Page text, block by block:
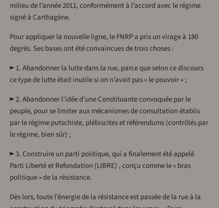
milieu de l’année 2011, conformément à l’accord avec le régime
signé à Carthagène.
Pour appliquer la nouvelle ligne, le FNRP a pris un virage à 180
degrés. Ses bases ont été convaincues de trois choses :
► 1. Abandonner la lutte dans la rue, parce que selon ce discours
ce type de lutte était inutile si on n’avait pas « le pouvoir » ;
► 2. Abandonner l’idée d’une Constituante convoquée par le
peuple, pour se limiter aux mécanismes de consultation établis
par le régime putschiste, plébiscites et référendums (contrôlés par
le régime, bien sûr) ;
► 3. Construire un parti politique, qui a finalement été appelé
Parti Liberté et Refondation (LIBRE) , conçu comme le « bras
politique » de la résistance.
Dès lors, toute l’énergie de la résistance est passée de la rue à la